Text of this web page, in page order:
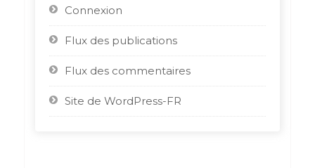
Connexion
Flux des publications
Flux des commentaires
Site de WordPress-FR